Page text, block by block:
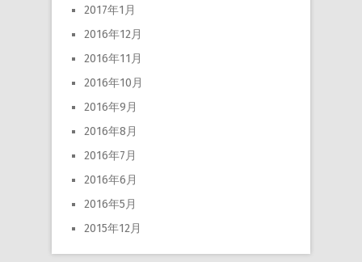
2017年1月
2016年12月
2016年11月
2016年10月
2016年9月
2016年8月
2016年7月
2016年6月
2016年5月
2015年12月